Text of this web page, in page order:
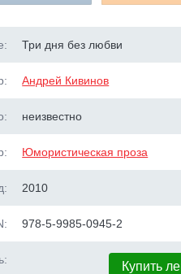
Три дня без любви
Андрей Кивинов
неизвестно
Юмористическая проза
2010
978-5-9985-0945-2
Купить